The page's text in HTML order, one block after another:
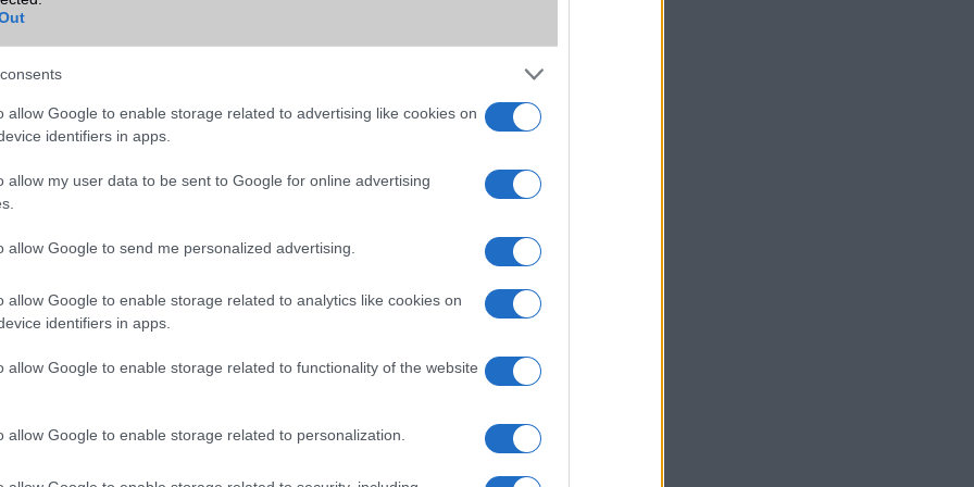
allow Google to enable storage related to advertising like cookies on
identifiers in apps.
allow my user data to be sent to Google for online advertising
allow Google to send me personalized advertising.
allow Google to enable storage related to analytics like cookies on
identifiers in apps.
allow Google to enable storage related to functionality of the website
allow Google to enable storage related to personalization.
intelligens kijelzőn olyan információk jelennek meg, mint a sebesség, az
funkciót kínál, hogy segítse Önt biciklizés közben.
most csak 1002,4 dollár, jár mellé az ingyenes zár és táska. Érdemes
az európai raktárat, az ingyen szállítást és a 7 napos kérdés nélküli
napos cseregaranciát.
itt aCtechi GT 200hordozható akkumulátor is.
Más lítium-ion
a LiFePO4 akkumulátorok stabilabbak, és képesek kezelni a töltési
Az akkumulátor akár 2000 ciklust biztosít a generátor számára, 10
gyorstöltési technológiával a hordozható generátor 2.5 órán belül